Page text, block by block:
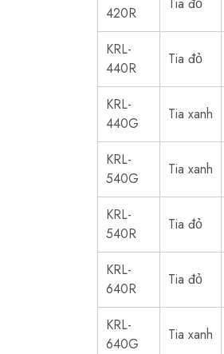
420R
KRL-
440R
Tia đỏ
KRL-
440G
Tia xanh
KRL-
540G
Tia xanh
KRL-
540R
Tia đỏ
KRL-
640R
Tia đỏ
KRL-
640G
Tia xanh